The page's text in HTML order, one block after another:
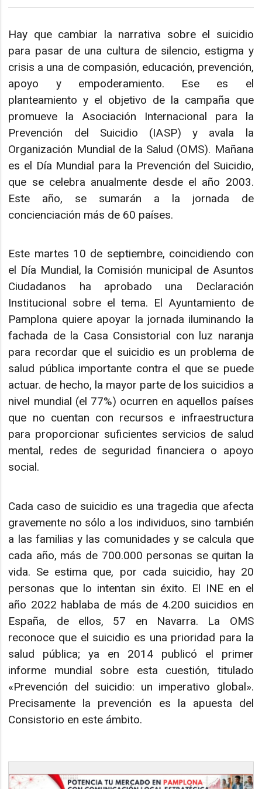
Hay que cambiar la narrativa sobre el suicidio
para pasar de una cultura de silencio, estigma y
crisis a una de compasión, educación, prevención,
apoyo y empoderamiento. Ese es el
planteamiento y el objetivo de la campaña que
promueve la Asociación Internacional para la
Prevención del Suicidio (IASP) y avala la
Organización Mundial de la Salud (OMS). Mañana
es el Día Mundial para la Prevención del Suicidio,
que se celebra anualmente desde el año 2003.
Este año, se sumarán a la jornada de
concienciación más de 60 países.
Este martes 10 de septiembre, coincidiendo con
el Día Mundial, la Comisión municipal de Asuntos
Ciudadanos ha aprobado una Declaración
Institucional sobre el tema. El Ayuntamiento de
Pamplona quiere apoyar la jornada iluminando la
fachada de la Casa Consistorial con luz naranja
para recordar que el suicidio es un problema de
salud pública importante contra el que se puede
actuar. de hecho, la mayor parte de los suicidios a
nivel mundial (el 77%) ocurren en aquellos países
que no cuentan con recursos e infraestructura
para proporcionar suficientes servicios de salud
mental, redes de seguridad financiera o apoyo
social.
Cada caso de suicidio es una tragedia que afecta
gravemente no sólo a los individuos, sino también
a las familias y las comunidades y se calcula que
cada año, más de 700.000 personas se quitan la
vida. Se estima que, por cada suicidio, hay 20
personas que lo intentan sin éxito. El INE en el
año 2022 hablaba de más de 4.200 suicidios en
España, de ellos, 57 en Navarra. La OMS
reconoce que el suicidio es una prioridad para la
salud pública; ya en 2014 publicó el primer
informe mundial sobre esta cuestión, titulado
«Prevención del suicidio: un imperativo global».
Precisamente la prevención es la apuesta del
Consistorio en este ámbito.